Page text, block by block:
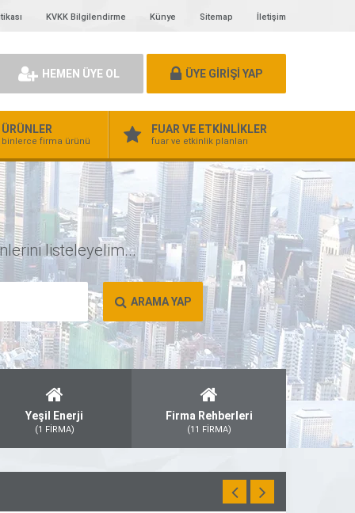
KVKK Bilgilendirme Künye Sitemap İletişim
HEMEN ÜYE OL ÜYE GİRİŞİ YAP
ÜRÜNLER
binlerce firma ürünü
FUAR VE ETKİNLİKLER
fuar ve etkinlik planları
listeleyelim...
ARAMA YAP
Yeşil Enerji
(1 FİRMA)
Firma Rehberleri
(11 FİRMA)